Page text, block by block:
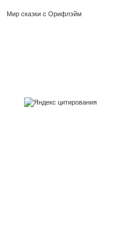
Мир сказки с Орифлэйм